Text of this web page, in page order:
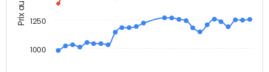
1000
1250